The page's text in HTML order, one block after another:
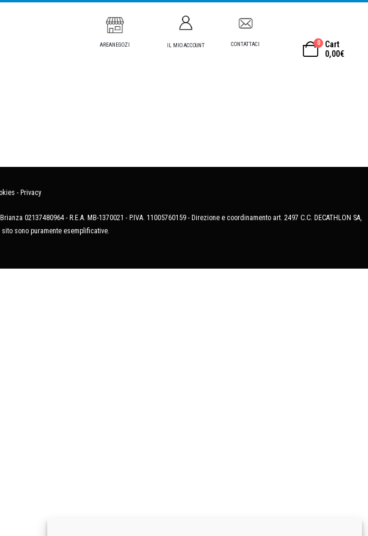
AREANEGOZI IL MIO ACCOUNT CONTATTACI 0
Cart
0,00€
- Privacy
02137480964 - R.E.A. MB-1370021 - P.IVA. 11005760159 - Direzione e coordinamento art. 2497 C.C. DECATHLON SA,
sono puramente esemplificative.